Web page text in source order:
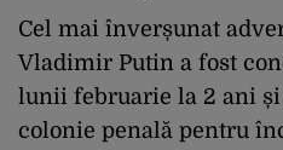
Cel mai înverșunat
Vladimir Putin a fost
lunii februarie la 2 ani
colonie penală pentru